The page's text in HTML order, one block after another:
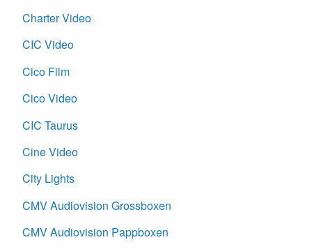
Charter Video
CIC Video
Cico Film
Cico Video
CIC Taurus
Cine Video
City Lights
CMV Audiovision Grossboxen
CMV Audiovision Pappboxen